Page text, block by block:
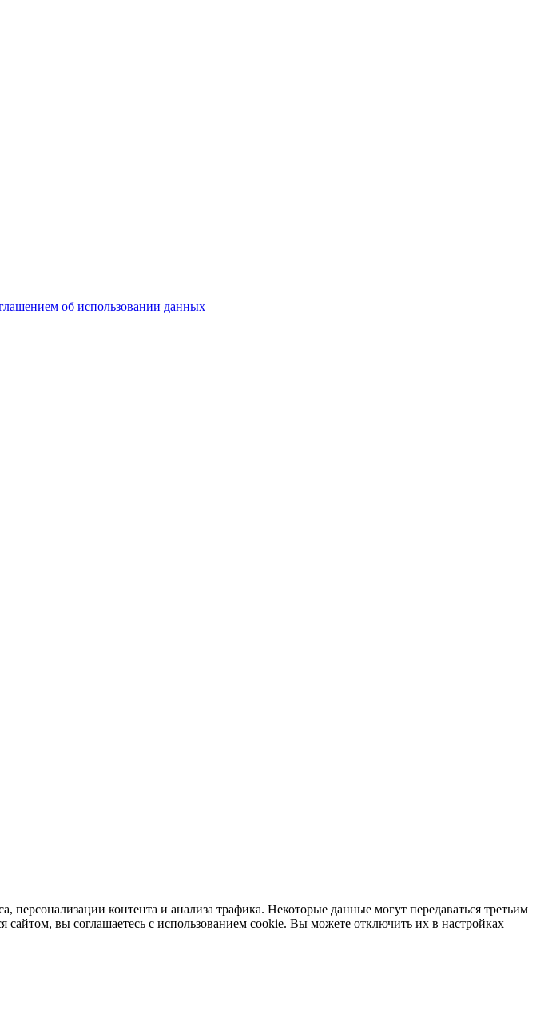
об использовании данных
контента и анализа трафика. Некоторые данные могут передаваться третьим
сайтом, вы соглашаетесь с использованием cookie. Вы можете отключить их в настройках